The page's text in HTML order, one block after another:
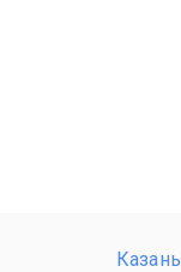
Казань